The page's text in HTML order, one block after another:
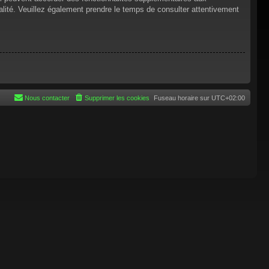
Veuillez également prendre le temps de consulter attentivement
Fuseau horaire sur UTC+02:00
Supprimer les cookies
Nous contacter